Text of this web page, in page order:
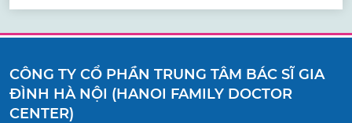
CÔNG TY CỔ PHẦN TRUNG TÂM BÁC SĨ GIA
ĐÌNH HÀ NỘI (HANOI FAMILY DOCTOR
CENTER)